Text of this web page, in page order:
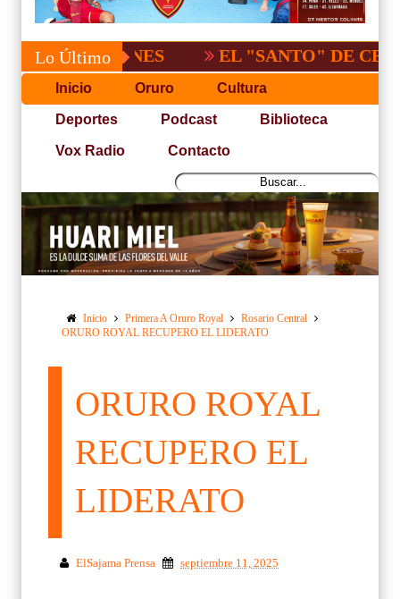
Lo Último EL "SANTO" DE CBBA,
Inicio Oruro Cultura
Deportes Podcast Biblioteca
Vox Radio Contacto
Inicio Primera A Oruro Royal
Rosario Central
ORURO ROYAL RECUPERO EL LIDERATO
ORURO ROYAL
RECUPERO EL
LIDERATO
ElSajama Prensa septiembre 11, 2025